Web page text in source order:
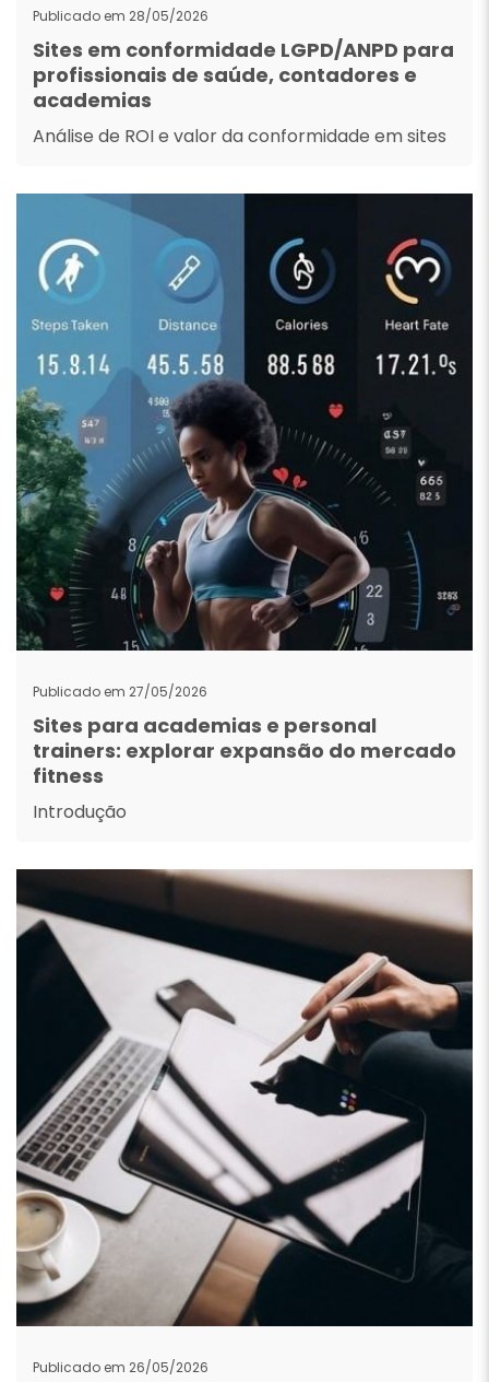
Publicado em 28/05/2026
Sites em conformidade LGPD/ANPD para
profissionais de saúde, contadores e
academias
Análise de ROI e valor da conformidade em sites
Publicado em 27/05/2026
Sites para academias e personal
trainers: explorar expansão do mercado
fitness
Introdução
Publicado em 26/05/2026